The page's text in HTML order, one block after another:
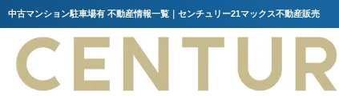
中古マンション駐車場有 不動産情報一覧｜センチュリー21マックス不動産販売